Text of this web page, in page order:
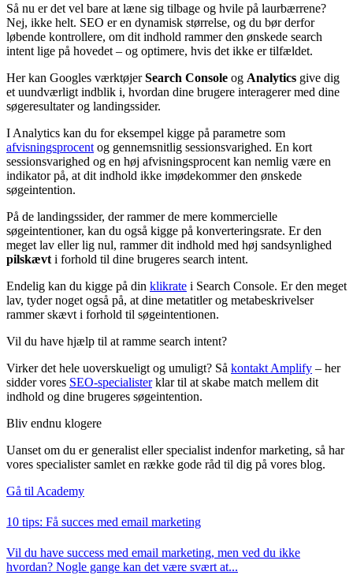
Så nu er det vel bare at læne sig tilbage og hvile på laurbærrene?
Nej, ikke helt. SEO er en dynamisk størrelse, og du bør derfor
løbende kontrollere, om dit indhold rammer den ønskede search
intent lige på hovedet – og optimere, hvis det ikke er tilfældet.
Her kan Googles værktøjerSearch Console og Analytics give dig
et uundværligt indblik i, hvordan dine brugere interagerer med dine
søgeresultater og landingssider.
I Analytics kan du for eksempel kigge på parametre som
afvisningsprocent og gennemsnitlig sessionsvarighed. En kort
sessionsvarighed og en høj afvisningsprocent kan nemlig være en
indikator på, at dit indhold ikke imødekommer den ønskede
søgeintention.
På de landingssider, der rammer de mere kommercielle
søgeintentioner, kan du også kigge på konverteringsrate. Er den
meget lav eller lig nul, rammer dit indhold med høj sandsynlighed
pilskævt i forhold til dine brugeres search intent.
Endelig kan du kigge på din klikrate i Search Console. Er den meget
lav, tyder noget også på, at dine metatitler og metabeskrivelser
rammer skævt i forhold til søgeintentionen.
Vil du have hjælp til at ramme search intent?
Virker det hele uoverskueligt og umuligt? Så kontakt Amplify – her
sidder vores SEO-specialisterklar til at skabe match mellem dit
indhold og dine brugeres søgeintention.
Bliv endnu klogere
Uanset om du er generalist eller specialist indenfor marketing, så har
vores specialister samlet en række gode råd til dig på vores blog.
Gå til Academy
10 tips: Få succes med email marketing
Vil du have success med email marketing, men ved du ikke
hvordan? Nogle gange kan det være svært at...